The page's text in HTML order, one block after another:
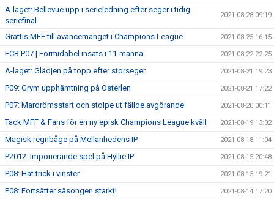
A-laget: Bellevue upp i serieledning efter seger i tidig
seriefinal
2021-08-28 09:19
Grattis MFF till avancemanget i Champions League 2021-08-25 16:15
FCB P07 | Formidabel insats i 11-manna 2021-08-22 22:25
A-laget: Glädjen på topp efter storseger 2021-08-21 19:23
P09: Grym upphämtning på Österlen 2021-08-21 17:22
P07: Mardrömsstart och stolpe ut fällde avgörande 2021-08-20 00:11
Tack MFF & Fans för en ny episk Champions League kväll 2021-08-19 13:02
Magisk regnbåge på Mellanhedens IP 2021-08-18 11:04
P2012: Imponerande spel på Hyllie IP 2021-08-15 20:48
P08: Hat trick i vinster 2021-08-15 19:21
P08: Fortsätter säsongen starkt! 2021-08-14 17:20